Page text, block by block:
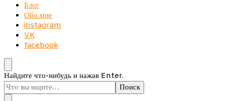
Блог
Обо мне
instagram
VK
facebook
Ищите
что-
то?
Найдите что-нибудь и нажав Enter.